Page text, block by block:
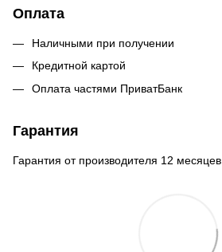
Оплата
Наличными при получении
Кредитной картой
Оплата частями ПриватБанк
Гарантия
Гарантия от производителя 12 месяцев